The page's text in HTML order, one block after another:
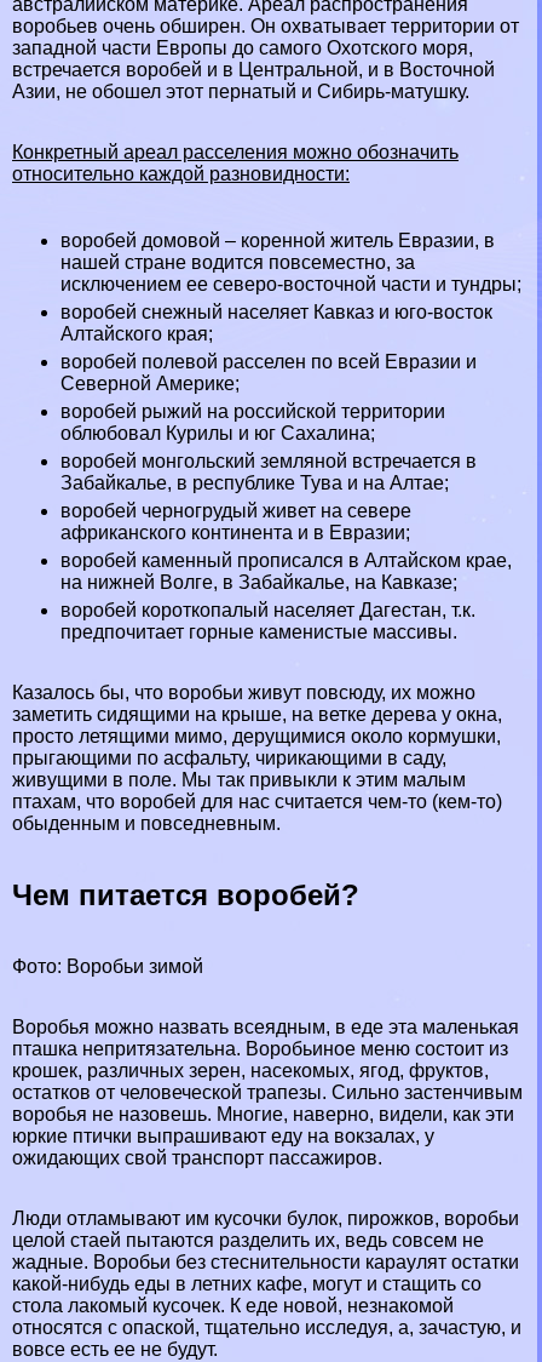
австралийском материке. Ареал распространения
воробьев очень обширен. Он охватывает территории от
западной части Европы до самого Охотского моря,
встречается воробей и в Центральной, и в Восточной
Азии, не обошел этот пернатый и Сибирь-матушку.
Конкретный ареал расселения можно обозначить
относительно каждой разновидности:
воробей домовой – коренной житель Евразии, в
нашей стране водится повсеместно, за
исключением ее северо-восточной части и тундры;
воробей снежный населяет Кавказ и юго-восток
Алтайского края;
воробей полевой расселен по всей Евразии и
Северной Америке;
воробей рыжий на российской территории
облюбовал Курилы и юг Сахалина;
воробей монгольский земляной встречается в
Забайкалье, в республике Тува и на Алтае;
воробей черногрудый живет на севере
африканского континента и в Евразии;
воробей каменный прописался в Алтайском крае,
на нижней Волге, в Забайкалье, на Кавказе;
воробей короткопалый населяет Дагестан, т.к.
предпочитает горные каменистые массивы.
Казалось бы, что воробьи живут повсюду, их можно
заметить сидящими на крыше, на ветке дерева у окна,
просто летящими мимо, дерущимися около кормушки,
прыгающими по асфальту, чирикающими в саду,
живущими в поле. Мы так привыкли к этим малым
птахам, что воробей для нас считается чем-то (кем-то)
обыденным и повседневным.
Чем питается воробей?
Фото: Воробьи зимой
Воробья можно назвать всеядным, в еде эта маленькая
пташка непритязательна. Воробьиное меню состоит из
крошек, различных зерен, насекомых, ягод, фруктов,
остатков от человеческой трапезы. Сильно застенчивым
воробья не назовешь. Многие, наверно, видели, как эти
юркие птички выпрашивают еду на вокзалах, у
ожидающих свой трaнcпорт пассажиров.
Люди отламывают им кусочки булок, пирожков, воробьи
целой стаей пытаются разделить их, ведь совсем не
жадные. Воробьи без стеснительности караулят остатки
какой-нибудь еды в летних кафе, могут и стащить со
стола лакомый кусочек. К еде новой, незнакомой
относятся с опаской, тщательно исследуя, а, зачастую, и
вовсе есть ее не будут.